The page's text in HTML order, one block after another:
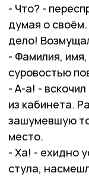
- Что? -
думая о
дело!
- Фамилия,
суровостью
- А-а! -
из кабинета.
зашумевшую
место.
- Ха! - ехидно
стула,